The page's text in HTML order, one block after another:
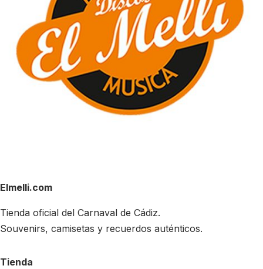
Elmelli.com
Tienda oficial del Carnaval de Cádiz.
Souvenirs, camisetas y recuerdos auténticos.
Tienda